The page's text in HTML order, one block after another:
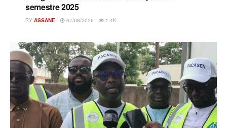
semestre 2025
BY ASSANE 07/08/2026 1.4K